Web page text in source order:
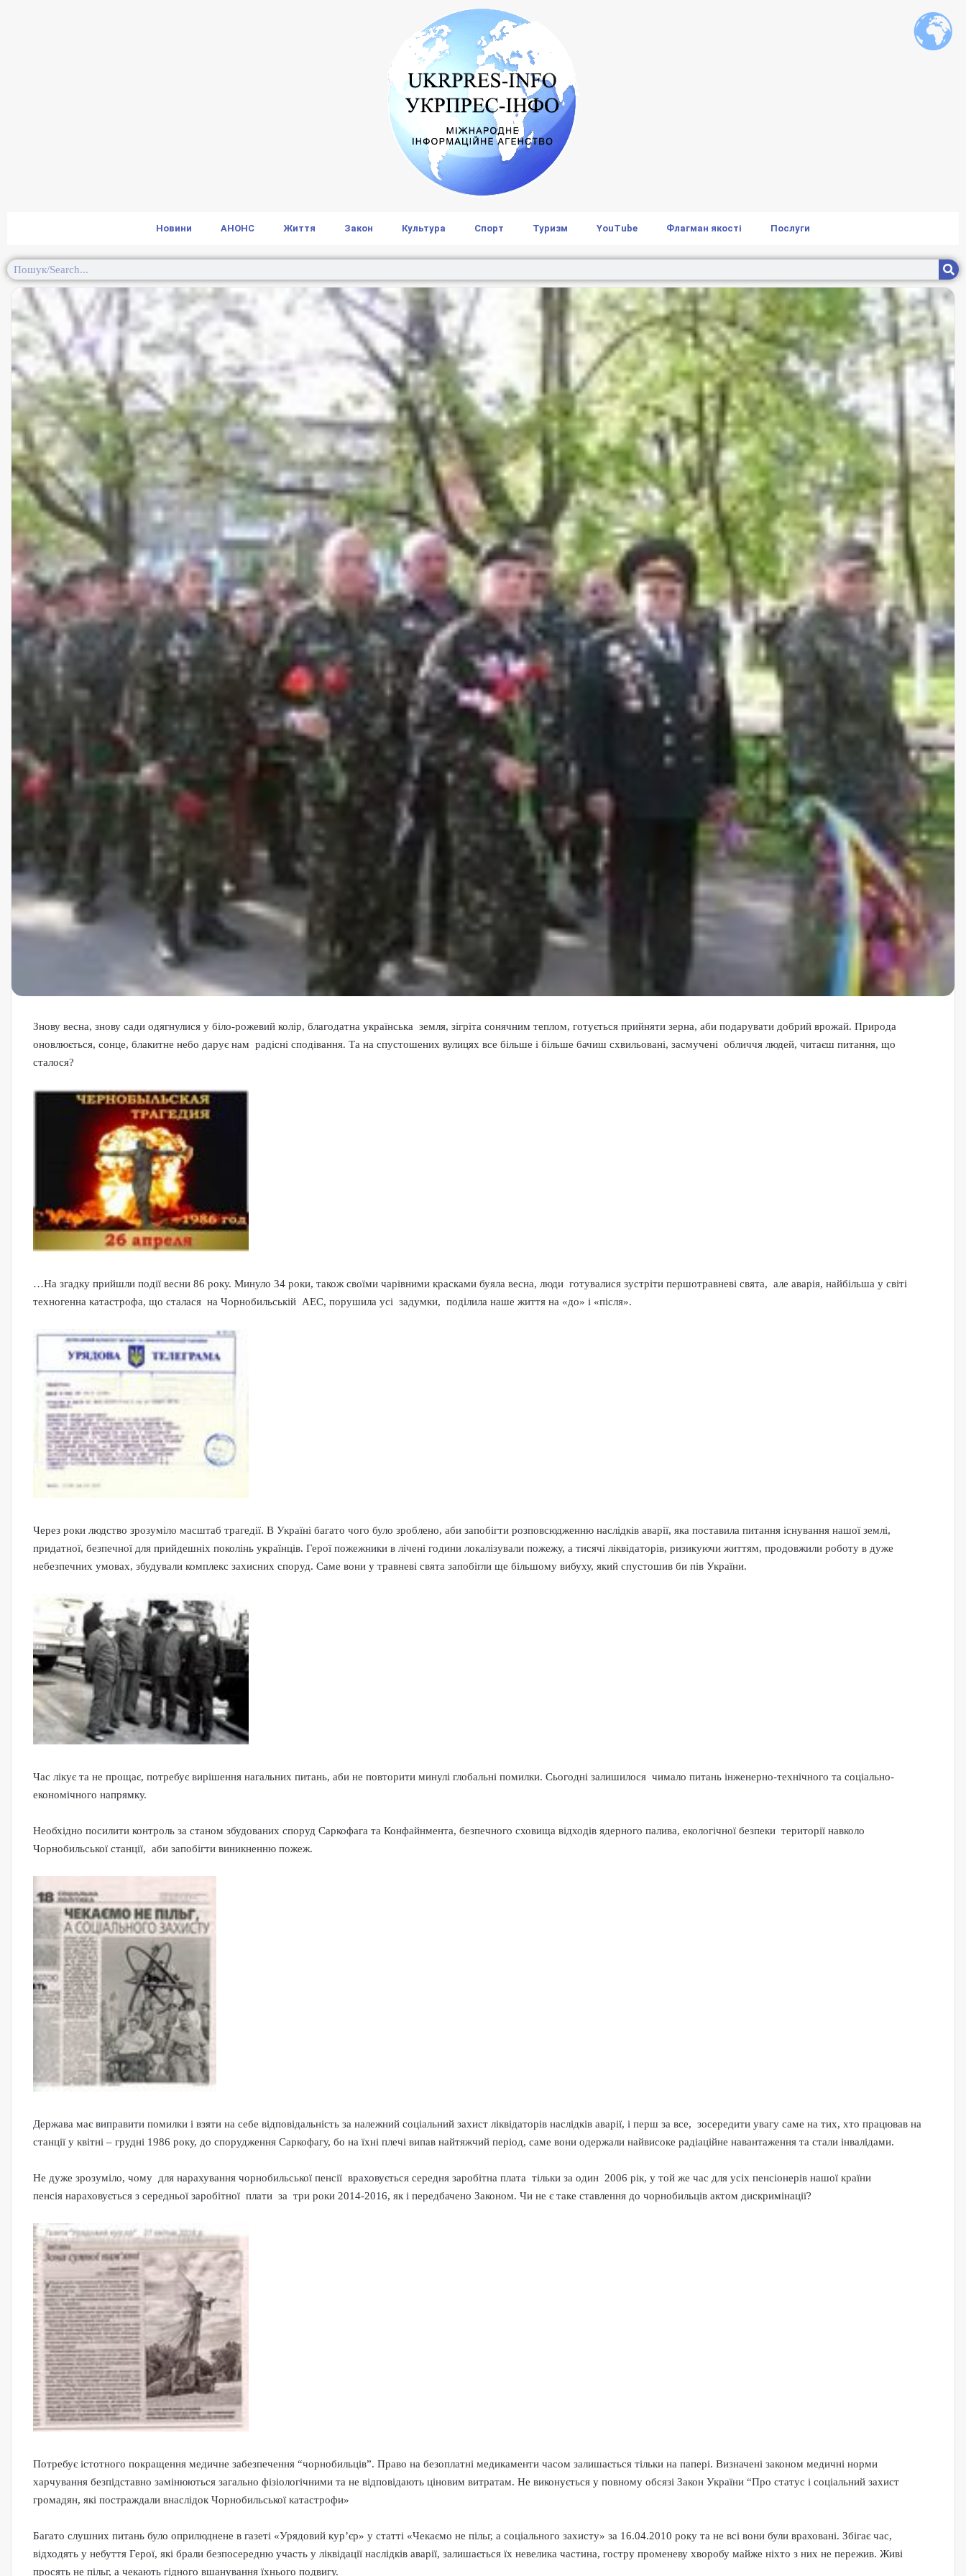
Новини АНОНС Життя Закон Культура Спорт Туризм YouTube Флагман якості Послуги
Знову весна, знову сади одягнулися у біло-рожевий колір, благодатна українська земля, зігріта сонячним теплом, готується прийняти зерна, аби подарувати добрий врожай. Природа
оновлюється, сонце, блакитне небо дарує нам радісні сподівання. Та на спустошених вулицях все більше і більше бачиш схвильовані, засмучені обличчя людей, читаєш питання, що
сталося?
…На згадку прийшли події весни 86 року. Минуло 34 роки, також своїми чарівними красками буяла весна, люди готувалися зустріти першотравневі свята, але аварія, найбільша у світі
техногенна катастрофа, що сталася на Чорнобильській АЕС, порушила усі задумки, поділила наше життя на «до» і «після».
Через роки людство зрозуміло масштаб трагедії. В Україні багато чого було зроблено, аби запобігти розповсюдженню наслідків аварії, яка поставила питання існування нашої землі,
придатної, безпечної для прийдешніх поколінь українців. Герої пожежники в лічені години локалізували пожежу, а тисячі ліквідаторів, ризикуючи життям, продовжили роботу в дуже
небезпечних умовах, збудували комплекс захисних споруд. Саме вони у травневі свята запобігли ще більшому вибуху, який спустошив би пів України.
Час лікує та не прощає, потребує вирішення нагальних питань, аби не повторити минулі глобальні помилки. Сьогодні залишилося чимало питань інженерно-технічного та соціально-
економічного напрямку.
Необхідно посилити контроль за станом збудованих споруд Саркофага та Конфайнмента, безпечного сховища відходів ядерного палива, екологічної безпеки території навколо
Чорнобильської станції, аби запобігти виникненню пожеж.
Держава має виправити помилки і взяти на себе відповідальність за належний соціальний захист ліквідаторів наслідків аварії, і перш за все, зосередити увагу саме на тих, хто працював на
станції у квітні – грудні 1986 року, до спорудження Саркофагу, бо на їхні плечі випав найтяжчий період, саме вони одержали найвисоке радіаційне навантаження та стали інвалідами.
Не дуже зрозуміло, чому для нарахування чорнобильської пенсії враховується середня заробітна плата тільки за один 2006 рік, у той же час для усіх пенсіонерів нашої країни
пенсія нараховується з середньої заробітної плати за три роки 2014-2016, як і передбачено Законом. Чи не є таке ставлення до чорнобильців актом дискримінації?
Потребує істотного покращення медичне забезпечення “чорнобильців”. Право на безоплатні медикаменти часом залишається тільки на папері. Визначені законом медичні норми
харчування безпідставно замінюються загально фізіологічними та не відповідають ціновим витратам. Не виконується у повному обсязі Закон України “Про статус і соціальний захист
громадян, які постраждали внаслідок Чорнобильської катастрофи»
Багато слушних питань було оприлюднене в газеті «Урядовий кур’єр» у статті «Чекаємо не пільг, а соціального захисту» за 16.04.2010 року та не всі вони були враховані. Збігає час,
відходять у небуття Герої, які брали безпосередню участь у ліквідації наслідків аварії, залишається їх невелика частина, гостру променеву хворобу майже ніхто з них не пережив. Живі
просять не пільг, а чекають гідного вшанування їхнього подвигу.